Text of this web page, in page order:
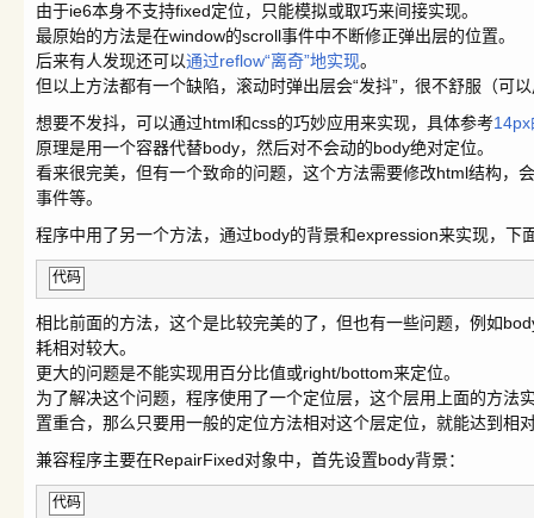
由于ie6本身不支持fixed定位，只能模拟或取巧来间接实现。
最原始的方法是在window的scroll事件中不断修正弹出层的位置。
后来有人发现还可以通过reflow“离奇”地实现。
但以上方法都有一个缺陷，滚动时弹出层会“发抖”，很不舒服（可
想要不发抖，可以通过html和css的巧妙应用来实现，具体参考
原理是用一个容器代替body，然后对不会动的body绝对定位。
看来很完美，但有一个致命的问题，这个方法需要修改html结构，
事件等。
程序中用了另一个方法，通过body的背景和expression来实现，下
代码
相比前面的方法，这个是比较完美的了，但也有一些问题，例如
耗相对较大。
更大的问题是不能实现用百分比值或right/bottom来定位。
为了解决这个问题，程序使用了一个定位层，这个层用上面的方法
置重合，那么只要用一般的定位方法相对这个层定位，就能达到相
兼容程序主要在RepairFixed对象中，首先设置body背景：
代码